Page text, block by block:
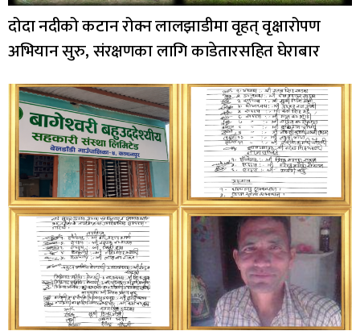
दोदा नदीको कटान रोक्न लालझाडीमा वृहत् वृक्षारोपण
अभियान सुरु, संरक्षणका लागि काडेतारसहित घेराबार